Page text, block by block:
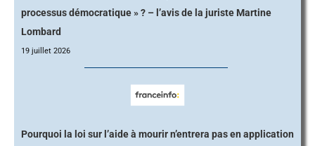
processus démocratique » ? – l’avis de la juriste Martine
Lombard
19 juillet 2026
Pourquoi la loi sur l’aide à mourir n’entrera pas en application